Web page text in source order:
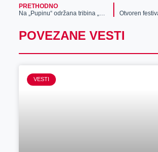
PRETHODNO
POVEZANE VESTI
VESTI